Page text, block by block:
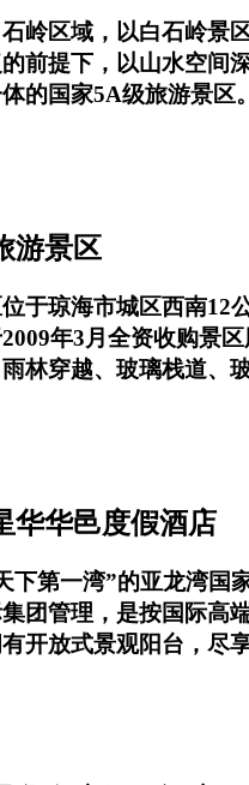
岭区域，以白石岭景
前提下，以山水空间
的国家5A级旅游景
游景区
于琼海市城区西南12
年3月全资收购景
林穿越、玻璃栈道、
华华邑度假酒店
下第一湾”的亚龙湾国
团管理，是按国际高
开放式景观阳台，尽